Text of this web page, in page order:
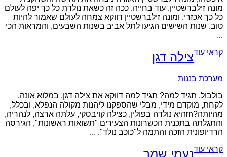
מונה זילברשטיין. עוד בחייה. ככה זה כשאת נולדת כל כך יפה לעולם
כל כך אכזרי. ומונה זילברשטיין דווקא צמחה לעולם שאמור להיות
טוב. שנות השישים הגיעו לתל אביב בשנות השבעים, והמראות הכי
...
קראי עודצילה דגן
מערכת בננות
בולבול, תגיד למה? תגיד למה דווקא את צילה דגן, במלוא אונה,
לקחת, מוקדם מידי, מבלי שהספקנו ליהנות מקולה הנפלא, ובכלל,
מהיותה?rnהיא נולדה בפולין, כצילה קויבסקי, עלתה ארצה, לנהריה,
והתגלתה בתכנית הכשרונות הצעירים "תשואות ראשונות", הגירסה
הרדיופונית הזכה והתמה ל"כוכב נולד". ...
קראי עודנעמי שמר